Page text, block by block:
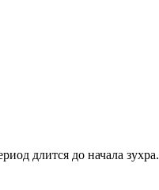
длится до начала зухра.